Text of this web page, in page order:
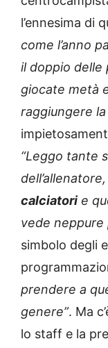
l’ennesima di
come l’anno
il doppio delle
giocate metà
raggiungere
“Leggo tante
calciatori e
vede neppure
simbolo degli
prendere a
genere”. Ma
lo staff e la